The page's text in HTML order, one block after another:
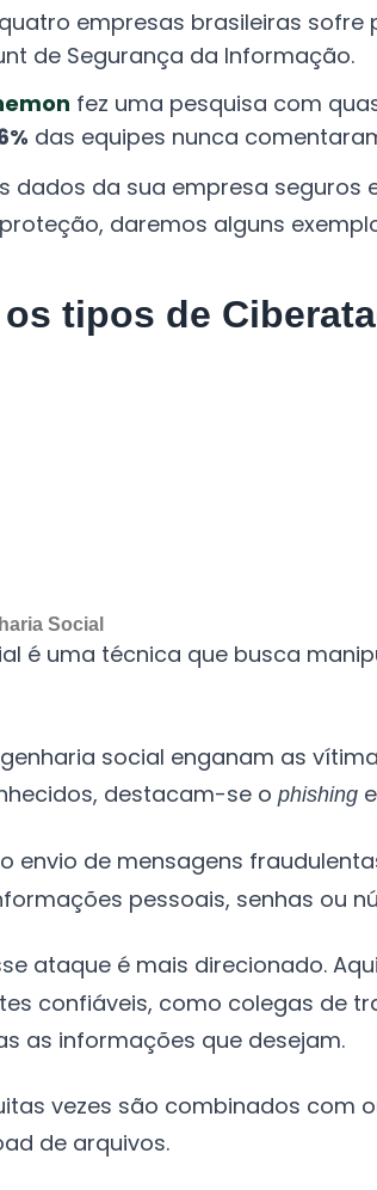
empresas brasileiras
de Segurança da Informação.
fez uma pesquisa com
das equipes nunca
dados da sua empresa
daremos alguns
tipos de
Social
é uma técnica que busca
social enganam as
destacam-se ophishing
envio de mensagens
pessoais, senhas ou
ataque é mais direcionado.
confiáveis, como colegas de
as informações que desejam.
vezes são combinados com
de arquivos.